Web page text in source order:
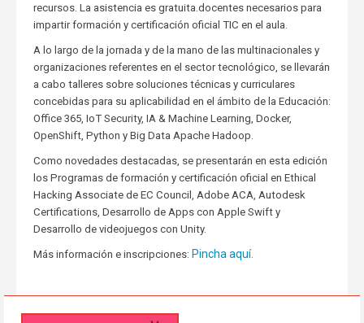
recursos. La asistencia es gratuita.docentes necesarios para
impartir formación y certificación oficial TIC en el aula.
A lo largo de la jornada y de la mano de las multinacionales y
organizaciones referentes en el sector tecnológico, se llevarán
a cabo talleres sobre soluciones técnicas y curriculares
concebidas para su aplicabilidad en el ámbito de la Educación:
Office 365, IoT Security, IA & Machine Learning, Docker,
OpenShift, Python y Big Data Apache Hadoop.
Como novedades destacadas, se presentarán en esta edición
los Programas de formación y certificación oficial en Ethical
Hacking Associate de EC Council, Adobe ACA, Autodesk
Certifications, Desarrollo de Apps con Apple Swift y
Desarrollo de videojuegos con Unity.
Más información e inscripciones: Pincha aquí.